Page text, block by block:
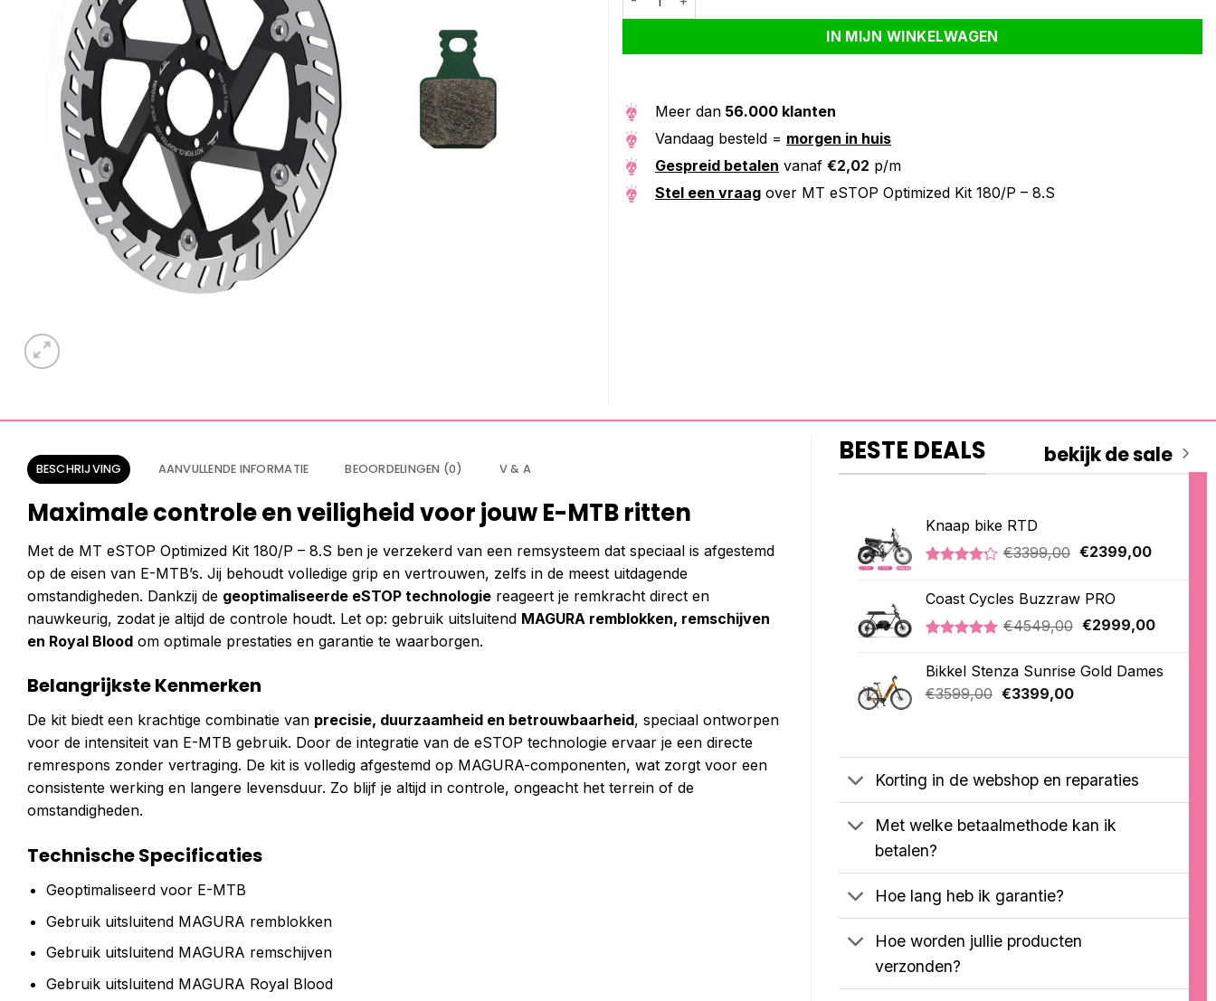
IN MIJN WINKELWAGEN
Meer dan 56.000 klanten
Vandaag besteld = morgen in huis
Gespreid betalen vanaf €2,02 p/m
Stel een vraag over MT eSTOP Optimized Kit 180/P – 8.S
BESCHRIJVING AANVULLENDE INFORMATIE BEOORDELINGEN (0) V & A
Maximale controle en veiligheid voor jouw E-MTB ritten
Met de MT eSTOP Optimized Kit 180/P – 8.S ben je verzekerd van een remsysteem dat speciaal is afgestemd
op de eisen van E-MTB’s. Jij behoudt volledige grip en vertrouwen, zelfs in de meest uitdagende
omstandigheden. Dankzij de geoptimaliseerde eSTOP technologie reageert je remkracht direct en
nauwkeurig, zodat je altijd de controle houdt. Let op: gebruik uitsluitend MAGURA remblokken, remschijven
en Royal Blood om optimale prestaties en garantie te waarborgen.
Belangrijkste Kenmerken
De kit biedt een krachtige combinatie van precisie, duurzaamheid en betrouwbaarheid, speciaal ontworpen
voor de intensiteit van E-MTB gebruik. Door de integratie van de eSTOP technologie ervaar je een directe
remrespons zonder vertraging. De kit is volledig afgestemd op MAGURA-componenten, wat zorgt voor een
consistente werking en langere levensduur. Zo blijf je altijd in controle, ongeacht het terrein of de
omstandigheden.
Technische Specificaties
Geoptimaliseerd voor E-MTB
Gebruik uitsluitend MAGURA remblokken
Gebruik uitsluitend MAGURA remschijven
Gebruik uitsluitend MAGURA Royal Blood
BESTE DEALS bekijk de sale
Knaap bike RTD
4.20
op 5
gebaseerd
op
klantbeoordelingen
€3399,00 Oorspronkelijke
€3399,00.
€2399,00Huidige
Coast Cycles Buzzraw PRO
5.00 op 5
gebaseerd
op
klantbeoordeling
€4549,00 Oorspronkelijke
€4549,00.
€2999,00Huidige
Bikkel Stenza Sunrise Gold Dames
€3599,00 Oorspronkelijke
€3399,00Huidige
Korting in de webshop en reparaties
Met welke betaalmethode kan ik
betalen?
Hoe lang heb ik garantie?
Hoe worden jullie producten
verzonden?